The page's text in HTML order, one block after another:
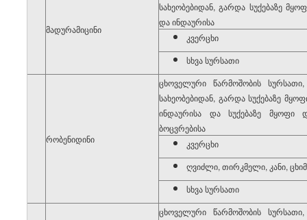
მადურამიცინი
სახეობებიდან, გარდა სუქებაზე
და ინდაურისა
კვერცხი
სხვა სურსათი
რობენიდინი
ცხოველური წარმოშობის
სახეობებიდან, გარდა სუქებაზე
ინდაურისა და სუქებაზე მყოფი
ბოცვრებისა
კვერცხი
ღვიძლი, თირკმელი, კანი,
სხვა სურსათი
ცხოველური წარმოშობის